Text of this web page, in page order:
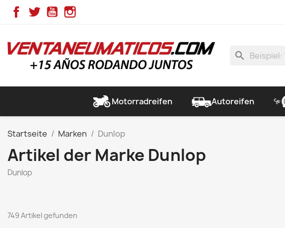
FacebookTwitterYouTube
search
Motorradreifen Autoreifen
Startseite Marken Dunlop
Artikel der Marke Dunlop
Dunlop
749 Artikel gefunden